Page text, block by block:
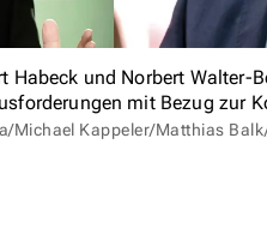
und Norbert Walter-
mit Bezug zur
Michael Kappeler/Matthias